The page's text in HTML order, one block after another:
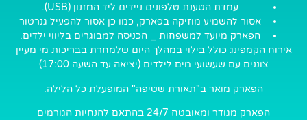
עמדת הטענת טלפונים ניידים ליד המזנון (USB).
אסור להשמיע מוזיקה בפארק,כמו כן אסור להפעיל גנרטור
הפארק מיועד למשפחות _ הכניסה למבוגרים בליווי ילדים.
אירוח הקמפינג כולל בילוי במהלך היום שלמחרת בבריכות מי מעיין
צוננים עם שעשועי מים לילדים (יציאה עד השעה 17:00)
הפארק מואר ב"תאורת שטיפה" המופעלת כל הלילה.
הפארק מגודר ומאובטח 24/7 בהתאם להנחיות הגורמים